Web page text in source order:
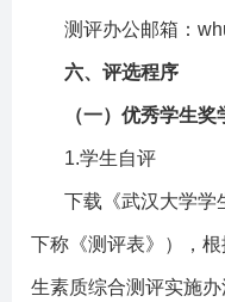
测评办公邮箱：
六、评选程序
（一）优秀学生
1.学生自评
下载《武汉大学学
下称《测评表》），
生素质综合测评实施